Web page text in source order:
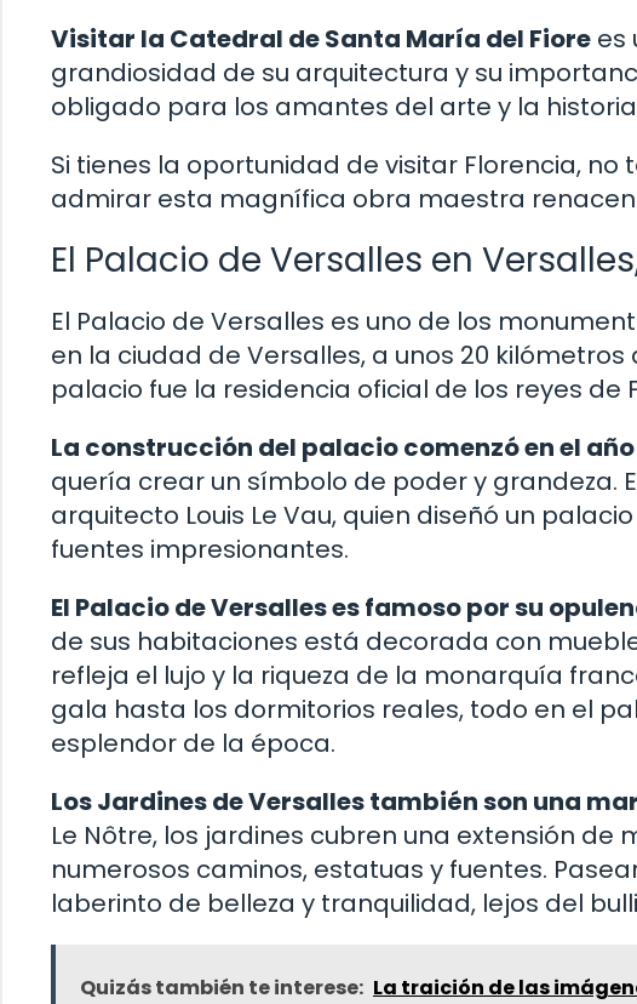
Visitar la Catedral de Santa María del Fiore es
grandiosidad de su arquitectura y su
obligado para los amantes del arte y la
Si tienes la oportunidad de visitar Florencia,
admirar esta magnífica obra maestra
El Palacio de Versalles en
El Palacio de Versalles es uno de los
en la ciudad de Versalles, a unos 20
palacio fue la residencia oficial de los reyes de
La construcción del palacio comenzó en el año
quería crear un símbolo de poder y grandeza.
arquitecto Louis Le Vau, quien diseñó un
fuentes impresionantes.
El Palacio de Versalles es famoso por su
de sus habitaciones está decorada con
refleja el lujo y la riqueza de la monarquía
gala hasta los dormitorios reales, todo en el
esplendor de la época.
Los Jardines de Versalles también son una
Le Nôtre, los jardines cubren una extensión
numerosos caminos, estatuas y fuentes.
laberinto de belleza y tranquilidad, lejos del
Quizás también te interese: La traición de las